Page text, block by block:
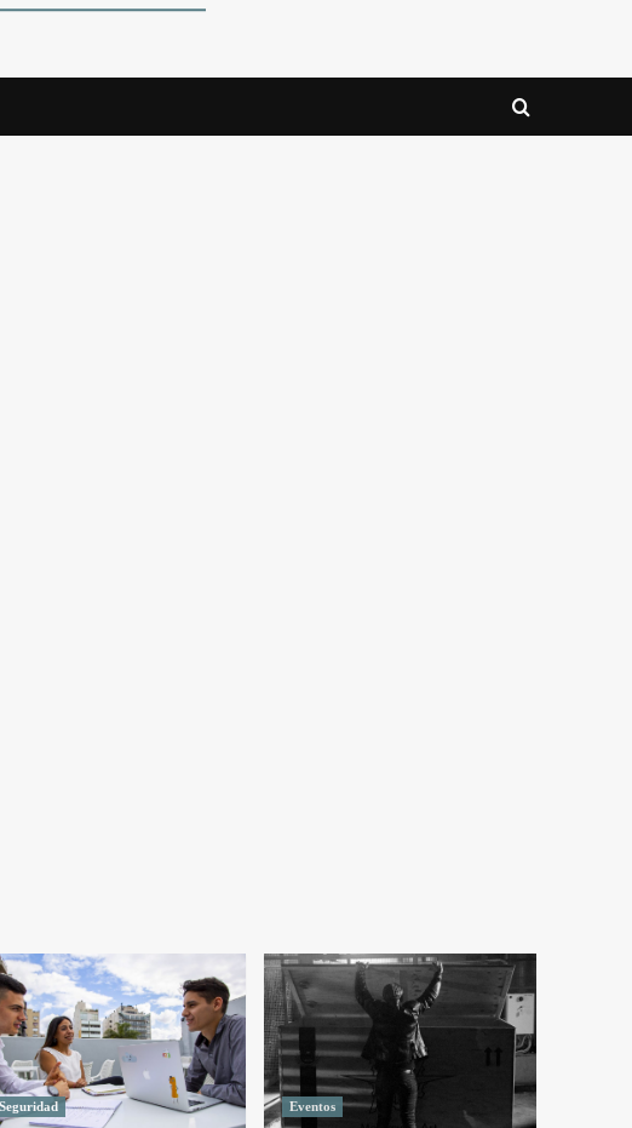
Seguridad Eventos